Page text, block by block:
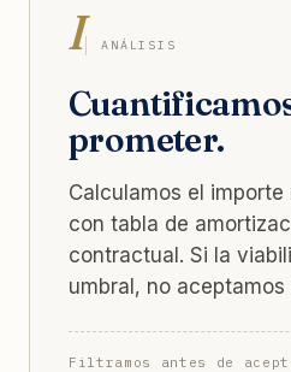
I ANÁLISIS
prometer.
Calculamos el
con tabla de
contractual. Si la
umbral, no aceptamos
Filtramos antes de